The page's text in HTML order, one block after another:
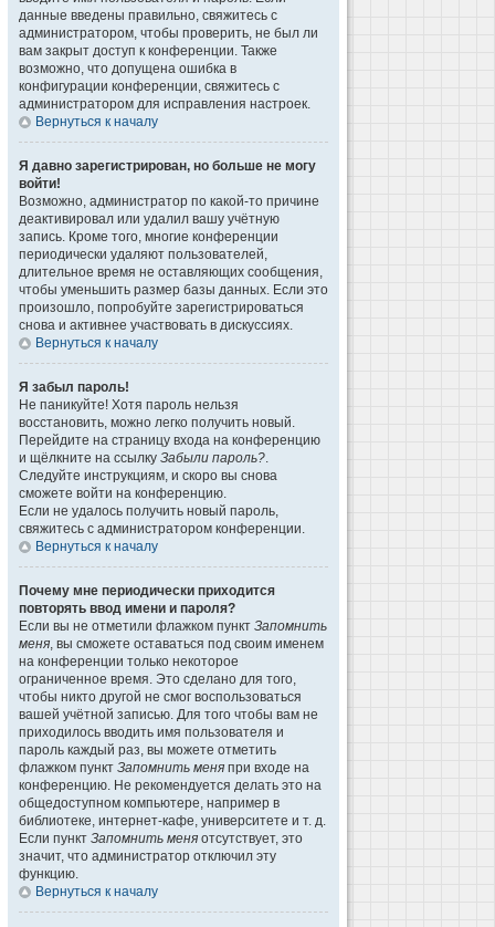
данные введены правильно, свяжитесь с
администратором, чтобы проверить, не был ли
вам закрыт доступ к конференции. Также
возможно, что допущена ошибка в
конфигурации конференции, свяжитесь с
администратором для исправления настроек.
Вернуться к началу
Я давно зарегистрирован, но больше не могу
войти!
Возможно, администратор по какой-то причине
деактивировал или удалил вашу учётную
запись. Кроме того, многие конференции
периодически удаляют пользователей,
длительное время не оставляющих сообщения,
чтобы уменьшить размер базы данных. Если это
произошло, попробуйте зарегистрироваться
снова и активнее участвовать в дискуссиях.
Вернуться к началу
Я забыл пароль!
Не паникуйте! Хотя пароль нельзя
восстановить, можно легко получить новый.
Перейдите на страницу входа на конференцию
и щёлкните на ссылку Забыли пароль?.
Следуйте инструкциям, и скоро вы снова
сможете войти на конференцию.
Если не удалось получить новый пароль,
свяжитесь с администратором конференции.
Вернуться к началу
Почему мне периодически приходится
повторять ввод имени и пароля?
Если вы не отметили флажком пункт Запомнить
меня, вы сможете оставаться под своим именем
на конференции только некоторое
ограниченное время. Это сделано для того,
чтобы никто другой не смог воспользоваться
вашей учётной записью. Для того чтобы вам не
приходилось вводить имя пользователя и
пароль каждый раз, вы можете отметить
флажком пункт Запомнить меня при входе на
конференцию. Не рекомендуется делать это на
общедоступном компьютере, например в
библиотеке, интернет-кафе, университете и т. д.
Если пункт Запомнить меня отсутствует, это
значит, что администратор отключил эту
функцию.
Вернуться к началу